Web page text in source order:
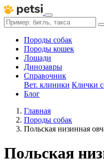
Породы собак
Породы кошек
Лошади
Динозавры
Справочник
Вет. клиники Клички
Блог
Главная
Породы собак
Польская низинная
Польская